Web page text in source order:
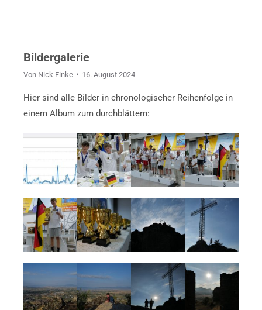
Bildergalerie
Von Nick Finke 16. August 2024
Hier sind alle Bilder in chronologischer Reihenfolge in
einem Album zum durchblättern: